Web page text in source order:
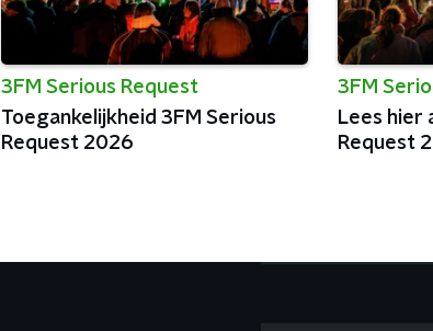
3FM Serious Request
Toegankelijkheid 3FM Serious
Request 2026
3FM
Lees hier
Request